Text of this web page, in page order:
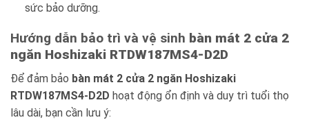
sức bảo dưỡng.
Hướng dẫn bảo trì và vệ sinh bàn mát 2 cửa 2
ngăn Hoshizaki RTDW187MS4-D2D
Để đảm bảo bàn mát 2 cửa 2 ngăn Hoshizaki
RTDW187MS4-D2D hoạt động ổn định và duy trì tuổi thọ
lâu dài, bạn cần lưu ý: